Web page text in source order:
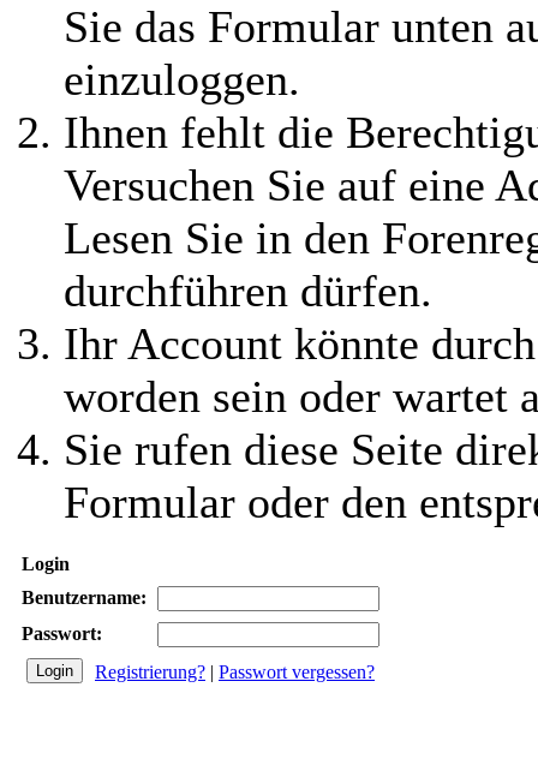
Sie das Formular unten
einzuloggen.
Ihnen fehlt die
Versuchen Sie auf eine
Lesen Sie in den
durchführen dürfen.
Ihr Account könnte
worden sein oder wartet
Sie rufen diese Seite
Formular oder den
Login
Benutzername:
Passwort:
Registrierung? | Passwort vergessen?